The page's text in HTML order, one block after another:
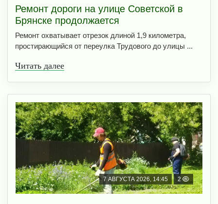
Ремонт дороги на улице Советской в
Брянске продолжается
Ремонт охватывает отрезок длиной 1,9 километра,
простирающийся от переулка Трудового до улицы ...
Читать далее
7 АВГУСТА 2026, 14:45 2